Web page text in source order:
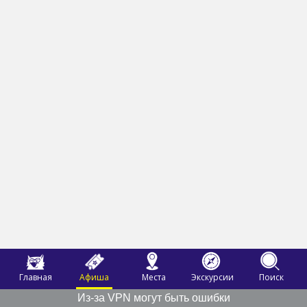
Главная Афиша Места Экскурсии
Поиск
Из-за VPN могут быть ошибки